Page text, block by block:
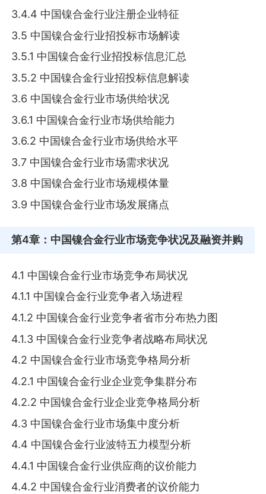
3.4.4 中国镍合金行业注册企业特征
3.5 中国镍合金行业招投标市场解读
3.5.1 中国镍合金行业招投标信息汇总
3.5.2 中国镍合金行业招投标信息解读
3.6 中国镍合金行业市场供给状况
3.6.1 中国镍合金行业市场供给能力
3.6.2 中国镍合金行业市场供给水平
3.7 中国镍合金行业市场需求状况
3.8 中国镍合金行业市场规模体量
3.9 中国镍合金行业市场发展痛点
第4章 ：中国镍合金行业市场竞争状况及融资并购
4.1 中国镍合金行业市场竞争布局状况
4.1.1 中国镍合金行业竞争者入场进程
4.1.2 中国镍合金行业竞争者省市分布热力图
4.1.3 中国镍合金行业竞争者战略布局状况
4.2 中国镍合金行业市场竞争格局分析
4.2.1 中国镍合金行业企业竞争集群分布
4.2.2 中国镍合金行业企业竞争格局分析
4.3 中国镍合金行业市场集中度分析
4.4 中国镍合金行业波特五力模型分析
4.4.1 中国镍合金行业供应商的议价能力
4.4.2 中国镍合金行业消费者的议价能力